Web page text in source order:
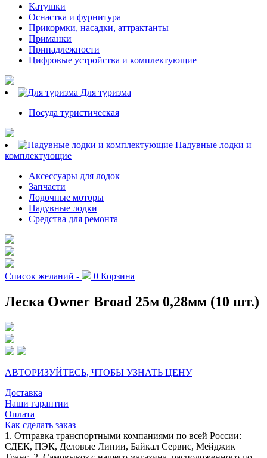
Катушки
Оснастка и фурнитура
Прикормки, насадки, аттрактанты
Приманки
Принадлежности
Цифровые устройства и комплектующие
Для туризма
Посуда туристическая
Надувные лодки и
комплектующие
Аксессуары для лодок
Запчасти
Лодочные моторы
Надувные лодки
Средства для ремонта
Список желаний - 0 Корзина
Леска Owner Broad 25м 0,28мм (10 шт.)
АВТОРИЗУЙТЕСЬ, ЧТОБЫ УЗНАТЬ ЦЕНУ
Доставка
Наши гарантии
Оплата
Как сделать заказ
1. Отправка транспортными компаниями по всей России:
СДЕК, ПЭК, Деловые Линии, Байкал Сервис, Мейджик